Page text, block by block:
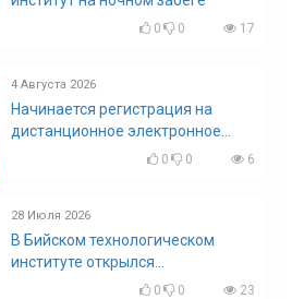
0 0 17
4 Августа 2026
Начинается регистрация на
дистанционное электронное
голосование на выборы!
0 0 6
28 Июля 2026
В Бийском технологическом
институте открылся
диссертационный совет!
0 0 23